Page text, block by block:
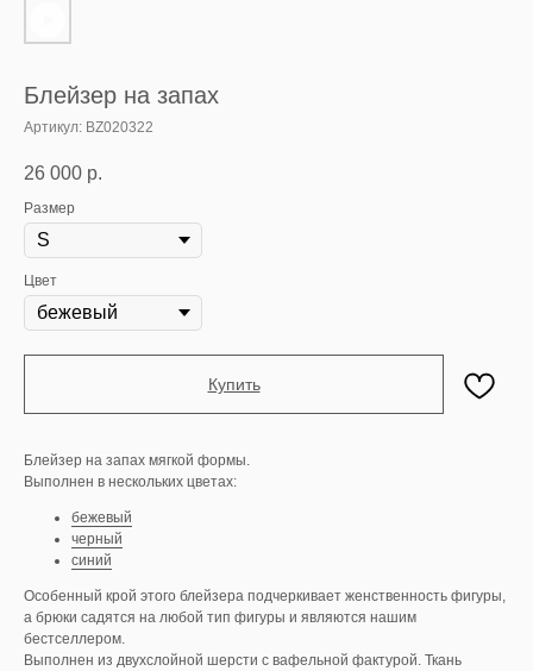
Блейзер на запах
Артикул: BZ020322
26 000 р.
Размер
Цвет
Купить
Блейзер на запах мягкой формы.
Выполнен в нескольких цветах:
бежевый
черный
синий
Особенный крой этого блейзера подчеркивает женственность фигуры,
а брюки садятся на любой тип фигуры и являются нашим
бестселлером.
Выполнен из двухслойной шерсти с вафельной фактурой. Ткань